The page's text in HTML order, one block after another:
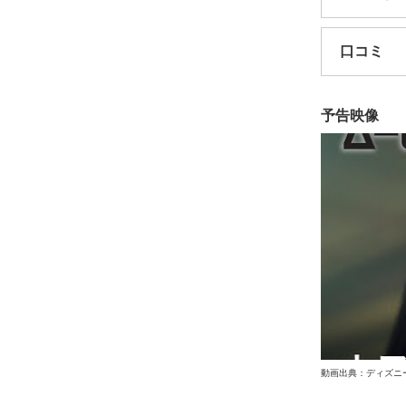
口コミ
予告映像
動画出典：ディズニ